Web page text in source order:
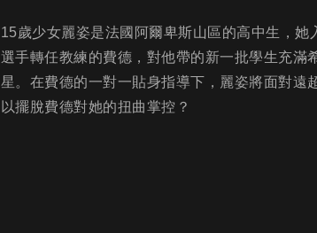
15歲少女麗姿是法國阿爾卑斯山區的高中生，
選手轉任教練的費德，對他帶的新一批學生充
星。在費德的一對一貼身指導下，麗姿將面對遠
以擺脫費德對她的扭曲掌控？